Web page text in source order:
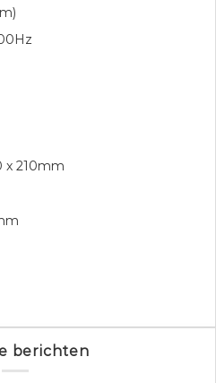
x 210mm
berichten